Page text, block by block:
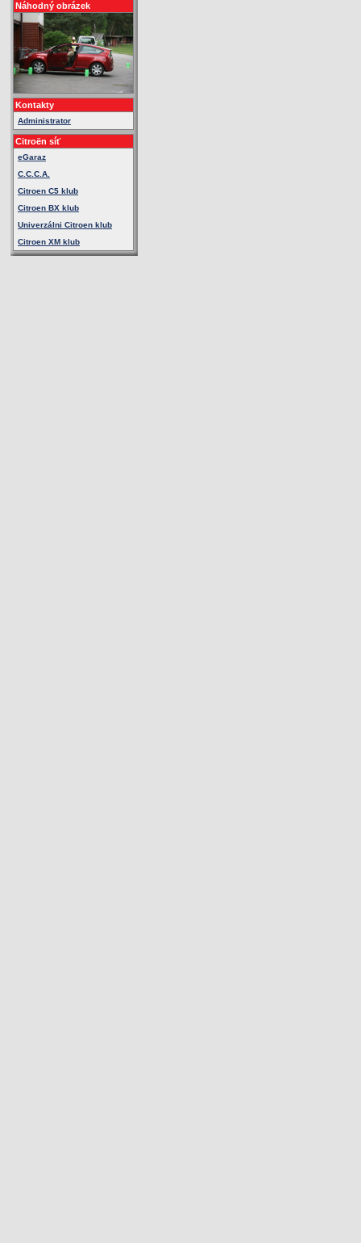
Náhodný obrázek
Kontakty
Administrator
Citroën síť
eGaraz
C.C.C.A.
Citroen C5 klub
Citroen BX klub
Univerzálni Citroen klub
Citroen XM klub